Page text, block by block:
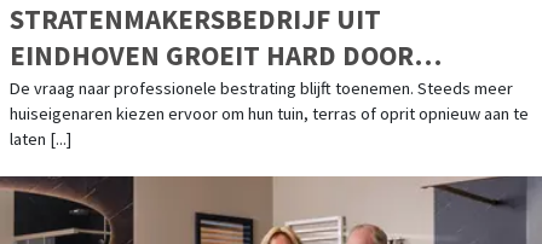
STRATENMAKERSBEDRIJF UIT
EINDHOVEN GROEIT HARD DOOR
TOENEMENDE VRAAG
De vraag naar professionele bestrating blijft toenemen. Steeds meer
huiseigenaren kiezen ervoor om hun tuin, terras of oprit opnieuw aan te
laten [...]